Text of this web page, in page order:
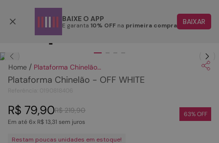
BAIXE O APP
E garanta 10% OFF na primeira compra BAIXAR
Plataforma Chinelão - OFF WHITE
Plataforma Chinelão - OFF WHITE
R$ 219,90
R$ 79,90
Em até6x R$13,31 sem juros
63% OFF
Restam poucas unidades em estoque!
1º
2º
tenis
4º
sandalia
5º
rasteira
6º
tamanco